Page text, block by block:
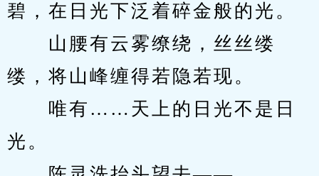
碧，在日光下泛着碎金般的光。
山腰有云雾缭绕，丝丝缕
缕，将山峰缠得若隐若现。
唯有……天上的日光不是日
光。